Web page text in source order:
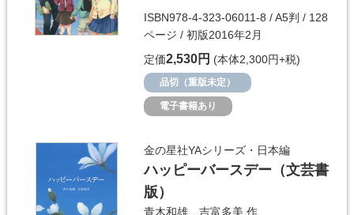
ISBN978-4-323-06011-8 / A5判 / 128
ページ / 初版2016年2月
定価2,530円 (本体2,300円+税)
品切（重版未定）
電子書籍あり
金の星社YAシリーズ・日本編
ハッピーバースデー（文芸書
版）
青木和雄 吉富多美 作